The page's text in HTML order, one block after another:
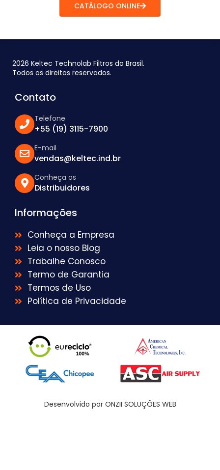
CATÁLOGO ONLINE
2026 Keltec Technolab Filtros do Brasil.
Todos os direitos reservados.
Contato
Telefone
+55 (19) 3115-7900
E-mail
vendas@keltec.ind.br
Conheça os
Distribuidores
Informações
Conheça a Empresa
Leia o nosso Blog
Trabalhe Conosco
Termo de Garantia
Termos de Uso
Política de Privacidade
Desenvolvido por ONZII SOLUÇÕES WEB